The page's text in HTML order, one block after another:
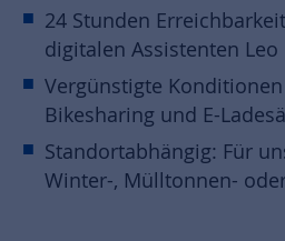
24 Stunden
digitalen Assistenten Leo
Vergünstigte
Bikesharing und E-
Standortabhängig: Für
Winter-, Mülltonnen-